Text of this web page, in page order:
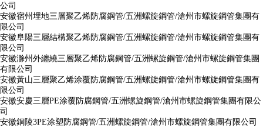
公司
安徽宿州埋地三層聚乙烯防腐鋼管/五洲螺旋鋼管/滄州市螺旋鋼管集團有
限公司
安徽阜陽三層結構聚乙烯防腐鋼管/五洲螺旋鋼管/滄州市螺旋鋼管集團有
限公司
安徽滁州外纏繞三層聚乙烯防腐鋼管/五洲螺旋鋼管/滄州市螺旋鋼管集團
有限公司
安徽黃山三層聚乙烯涂覆防腐鋼管/五洲螺旋鋼管/滄州市螺旋鋼管集團有
限公司
安徽安慶三層PE涂覆防腐鋼管/五洲螺旋鋼管/滄州市螺旋鋼管集團有限公
司
安徽銅陵3PE涂塑防腐鋼管/五洲螺旋鋼管/滄州市螺旋鋼管集團有限公司